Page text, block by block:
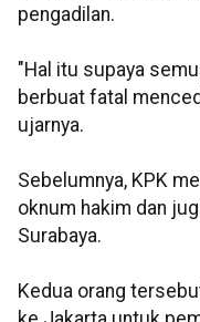
pengadilan.
"Hal itu supaya
berbuat fatal
ujarnya.
Sebelumnya, KPK
oknum hakim dan
Surabaya.
Kedua orang